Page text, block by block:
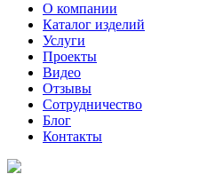
О компании
Каталог изделий
Услуги
Проекты
Видео
Отзывы
Сотрудничество
Блог
Контакты